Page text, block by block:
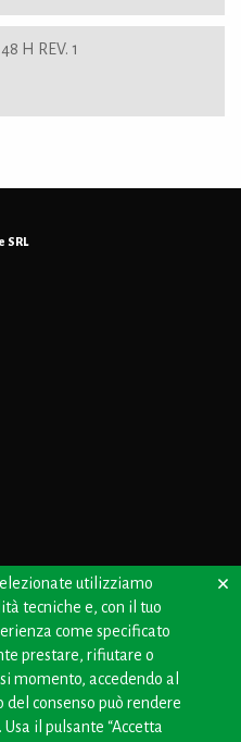
H REV. 1
SRL
utilizziamo
tecniche e, con il tuo
come specificato
prestare, rifiutare o
momento, accedendo al
consenso può rendere
il pulsante “Accetta
×